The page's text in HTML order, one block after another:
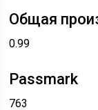
Общая
0.99
Passmark
763